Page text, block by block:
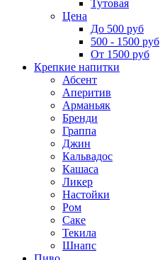
Тутовая
Цена
До 500 руб
500 - 1500 руб
От 1500 руб
Крепкие напитки
Абсент
Аперитив
Арманьяк
Бренди
Граппа
Джин
Кальвадос
Кашаса
Ликер
Настойки
Ром
Саке
Текила
Шнапс